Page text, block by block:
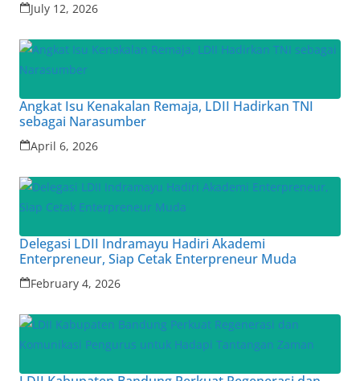
July 12, 2026
Angkat Isu Kenakalan Remaja, LDII Hadirkan TNI
sebagai Narasumber
April 6, 2026
Delegasi LDII Indramayu Hadiri Akademi
Enterpreneur, Siap Cetak Enterpreneur Muda
February 4, 2026